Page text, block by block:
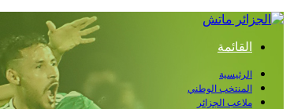
القائمة
الرئيسية
المنتخب الوطني
ملاعب الجزائر